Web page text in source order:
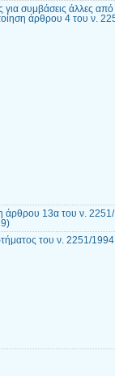
συμβάσεις άλλες από
άρθρου 4 του ν.
άρθρου 13α του ν.
του ν. 2251/